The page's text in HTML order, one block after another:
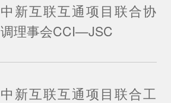
中新互联互通项目联合协
调理事会CCI—JSC
中新互联互通项目联合工